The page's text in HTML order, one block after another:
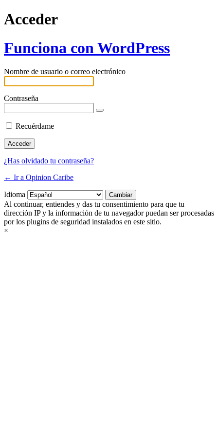
Acceder
Funciona con WordPress
Nombre de usuario o correo electrónico
Contraseña
Recuérdame
¿Has olvidado tu contraseña?
← Ir a Opinion Caribe
Idioma
Al continuar, entiendes y das tu consentimiento para que tu
dirección IP y la información de tu navegador puedan ser procesadas
por los plugins de seguridad instalados en este sitio.
×